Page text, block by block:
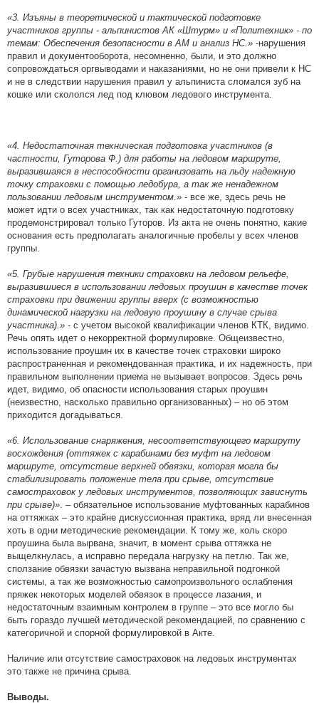
«3. Изъяны в теоретической и тактической подготовке
участников группы - альпинистов АК «Штурм» и «Политехник» - по
темам: Обеспечения безопасности в АМ и анализ НС.» -нарушения
правил и документооборота, несомненно, были, и это должно
сопровождаться оргвыводами и наказаниями, но не они привели к НС
и не в следствии нарушения правил у альпиниста сломался зуб на
кошке или скололся лед под клювом ледового инструмента.
«4. Недостаточная техническая подготовка участников (в
частности, Гуторова Ф.) для работы на ледовом маршруте,
выразившаяся в неспособности организовать на льду надежную
точку страховки с помощью ледобура, а так же ненадежном
пользовании ледовым инструментом.» - все же, здесь речь не
может идти о всех участниках, так как недостаточную подготовку
продемонстрировал только Гуторов. Из акта не очень понятно, какие
основания есть предполагать аналогичные пробелы у всех членов
группы.
«5. Грубые нарушения техники страховки на ледовом рельефе,
выразившиеся в использовании ледовых проушин в качестве точек
страховки при движении группы вверх (с возможностью
динамической нагрузки на ледовую проушину в случае срыва
участника).» - с учетом высокой квалификации членов КТК, видимо.
Речь опять идет о некорректной формулировке. Общеизвестно,
использование проушин их в качестве точек страховки широко
распространенная и рекомендованная практика, и их надежность, при
правильном выполнении приема не вызывает вопросов. Здесь речь
идет, видимо, об опасности использования старых проушин
(неизвестно, насколько правильно организованных) – но об этом
приходится догадываться.
«6. Использование снаряжения, несоответствующего маршруту
восхождения (оттяжек с карабинами без муфт на ледовом
маршруте, отсутствие верхней обвязки, которая могла бы
стабилизировать положение тела при срыве, отсутствие
самостраховок у ледовых инструментов, позволяющих зависнуть
при срыве)» . – обязательное использование муфтованных карабинов
на оттяжках – это крайне дискуссионная практика, вряд ли внесенная
хоть в одни методические рекомендации. К тому же, коль скоро
проушина была вырвана, значит, в момент срыва оттяжка не
выщелкнулась, а исправно передала нагрузку на петлю. Так же,
сползание обвязки зачастую вызвана неправильной подгонкой
системы, а так же возможностью самопроизвольного ослабления
пряжек некоторых моделей обвязок в процессе лазания, и
недостаточным взаимным контролем в группе – это все могло бы
быть гораздо лучшей методической рекомендацией, по сравнению с
категоричной и спорной формулировкой в Акте.
Наличие или отсутствие самостраховок на ледовых инструментах
это также не причина срыва.
Выводы.